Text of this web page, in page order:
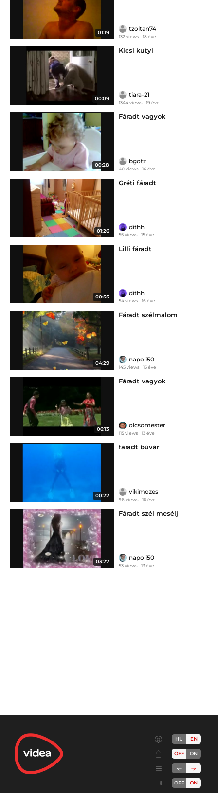
01:19
tzoltan74
132 views 18 éve
00:09
Kicsi kutyi
tiara-21
1344 views 19 éve
00:28
Fáradt vagyok
bgotz
40 views 16 éve
01:26
Gréti fáradt
dithh
55 views 15 éve
00:55
Lilli fáradt
dithh
54 views 16 éve
04:29
Fáradt szélmalom
napoli50
145 views 15 éve
06:13
Fáradt vagyok
olcsomester
115 views 13 éve
00:22
fáradt búvár
vikimozes
96 views 16 éve
03:27
Fáradt szél mesélj
napoli50
53 views 13 éve
HU EN
OFF ON
OFF ON